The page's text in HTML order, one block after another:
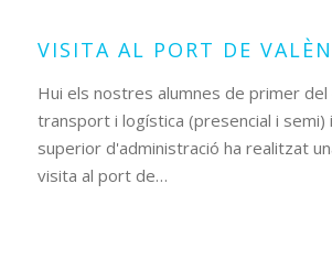
VISITA AL PORT DE
Hui els nostres alumnes de primer
transport i logística (presencial i semi)
superior d'administració ha realitzat
visita al port de…